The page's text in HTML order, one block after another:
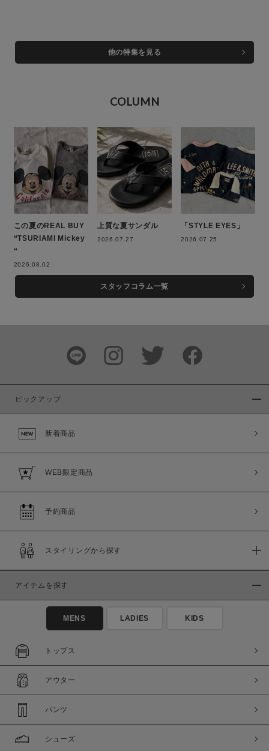
この条件で絞り込む
他の特集を見る
COLUMN
この夏のREAL BUY
“TSURIAMI Mickey
“
2026.08.02
上質な夏サンダル
2026.07.27
「STYLE EYES」
2026.07.25
スタッフコラム一覧
ピックアップ
新着商品
WEB限定商品
予約商品
スタイリングから探す
アイテムを探す
MENS LADIES KIDS
トップス
アウター
パンツ
シューズ